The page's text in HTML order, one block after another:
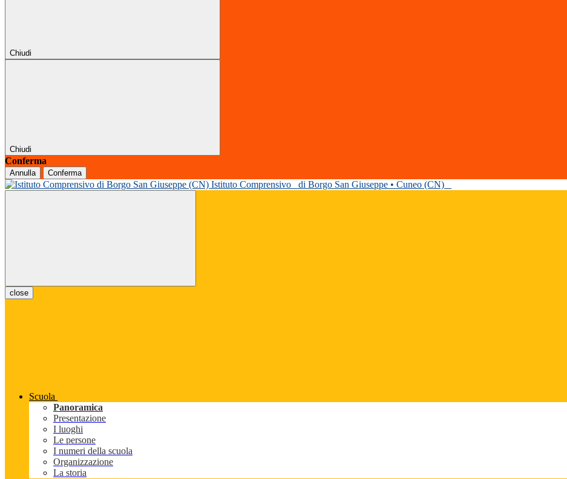
Chiudi
Chiudi
Conferma
Annulla Conferma
Istituto Comprensivo di Borgo San Giuseppe • Cuneo (CN)
close
Scuola
Panoramica
Presentazione
I luoghi
Le persone
I numeri della scuola
Organizzazione
La storia